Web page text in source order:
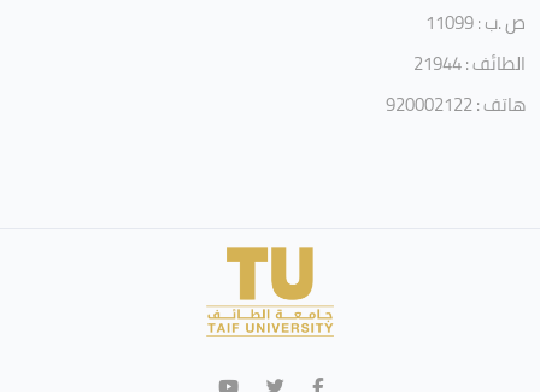
ص .ب : 11099
الطائف : 21944
هاتف : 920002122